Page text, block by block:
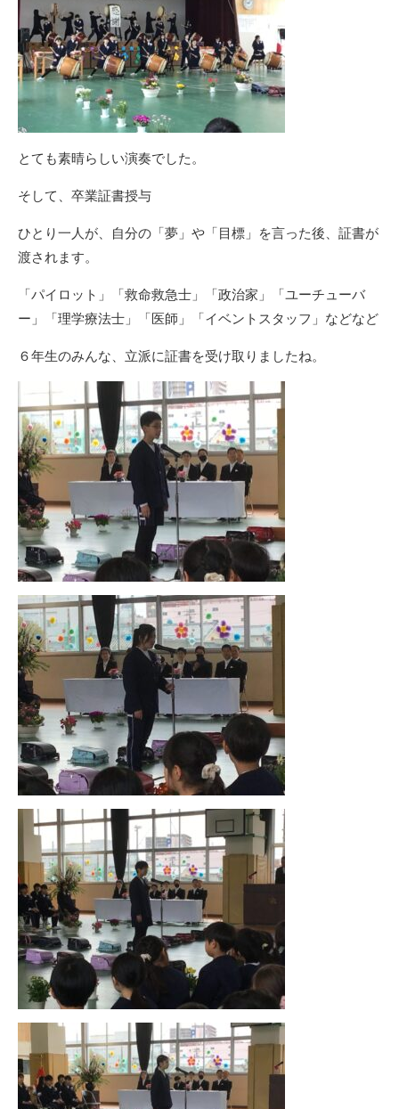
とても素晴らしい演奏でした。
そして、卒業証書授与
ひとり一人が、自分の「夢」や「目標」を言った後、証書が
渡されます。
「パイロット」「救命救急士」「政治家」「ユーチューバ
ー」「理学療法士」「医師」「イベントスタッフ」などなど
６年生のみんな、立派に証書を受け取りましたね。